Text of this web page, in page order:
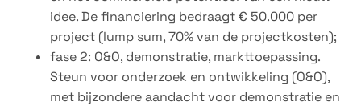
idee. De financiering bedraagt € 50.000 per
project (lump sum, 70% van de projectkosten);
fase 2: O&O, demonstratie, markttoepassing.
Steun voor onderzoek en ontwikkeling (O&O),
met bijzondere aandacht voor demonstratie en